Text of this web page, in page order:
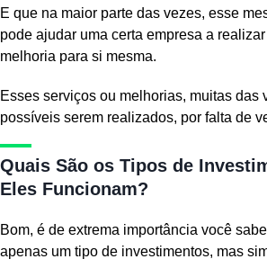
E que na maior parte das vezes, esse
pode ajudar uma certa empresa a
melhoria para si mesma.
Esses serviços ou melhorias, muitas das
possíveis serem realizados, por falta de
Quais São os Tipos de
Eles Funcionam?
Bom, é de extrema importância você
apenas um tipo de investimentos, mas